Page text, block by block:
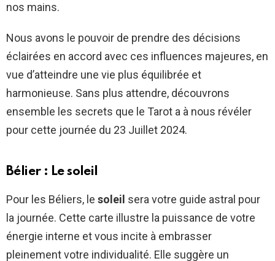
nos mains.
Nous avons le pouvoir de prendre des décisions
éclairées en accord avec ces influences majeures, en
vue d’atteindre une vie plus équilibrée et
harmonieuse. Sans plus attendre, découvrons
ensemble les secrets que le Tarot a à nous révéler
pour cette journée du 23 Juillet 2024.
Bélier : Le soleil
Pour les Béliers, le soleil sera votre guide astral pour
la journée. Cette carte illustre la puissance de votre
énergie interne et vous incite à embrasser
pleinement votre individualité. Elle suggère un